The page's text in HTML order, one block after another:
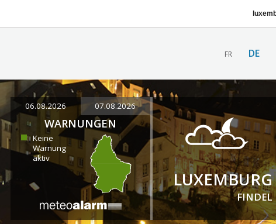
FR DE
06.08.2026 07.08.2026
WARNUNGEN
Keine
Warnung
aktiv
LUXEMBURG
FINDEL